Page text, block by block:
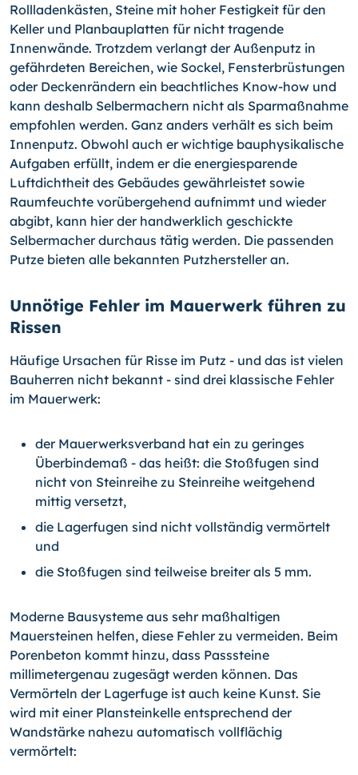
Rollladenkästen, Steine mit hoher Festigkeit für den
Keller und Planbauplatten für nicht tragende
Innenwände. Trotzdem verlangt der Außenputz in
gefährdeten Bereichen, wie Sockel, Fensterbrüstungen
oder Deckenrändern ein beachtliches Know-how und
kann deshalb Selbermachern nicht als Sparmaßnahme
empfohlen werden. Ganz anders verhält es sich beim
Innenputz. Obwohl auch er wichtige bauphysikalische
Aufgaben erfüllt, indem er die energiesparende
Luftdichtheit des Gebäudes gewährleistet sowie
Raumfeuchte vorübergehend aufnimmt und wieder
abgibt, kann hier der handwerklich geschickte
Selbermacher durchaus tätig werden. Die passenden
Putze bieten alle bekannten Putzhersteller an.
Unnötige Fehler im Mauerwerk führen zu
Rissen
Häufige Ursachen für Risse im Putz - und das ist vielen
Bauherren nicht bekannt - sind drei klassische Fehler
im Mauerwerk:
der Mauerwerksverband hat ein zu geringes
Überbindemaß - das heißt: die Stoßfugen sind
nicht von Steinreihe zu Steinreihe weitgehend
mittig versetzt,
die Lagerfugen sind nicht vollständig vermörtelt
und
die Stoßfugen sind teilweise breiter als 5 mm.
Moderne Bausysteme aus sehr maßhaltigen
Mauersteinen helfen, diese Fehler zu vermeiden. Beim
Porenbeton kommt hinzu, dass Passsteine
millimetergenau zugesägt werden können. Das
Vermörteln der Lagerfuge ist auch keine Kunst. Sie
wird mit einer Plansteinkelle entsprechend der
Wandstärke nahezu automatisch vollflächig
vermörtelt: